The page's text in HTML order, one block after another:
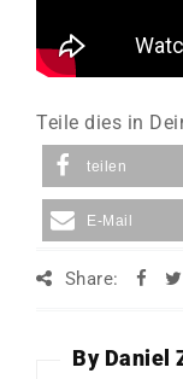
Teile dies in
teilen
E-Mail
Share:
By Daniel